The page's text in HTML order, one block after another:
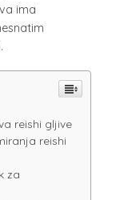
ima
reishi gljive
reishi
za